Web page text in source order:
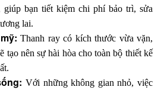
giúp bạn tiết kiệm chi phí bảo trì, sửa
lai.
mỹ: Thanh ray có kích thước vừa vặn,
tạo nên sự hài hòa cho toàn bộ thiết kế
Với những không gian nhỏ, việc